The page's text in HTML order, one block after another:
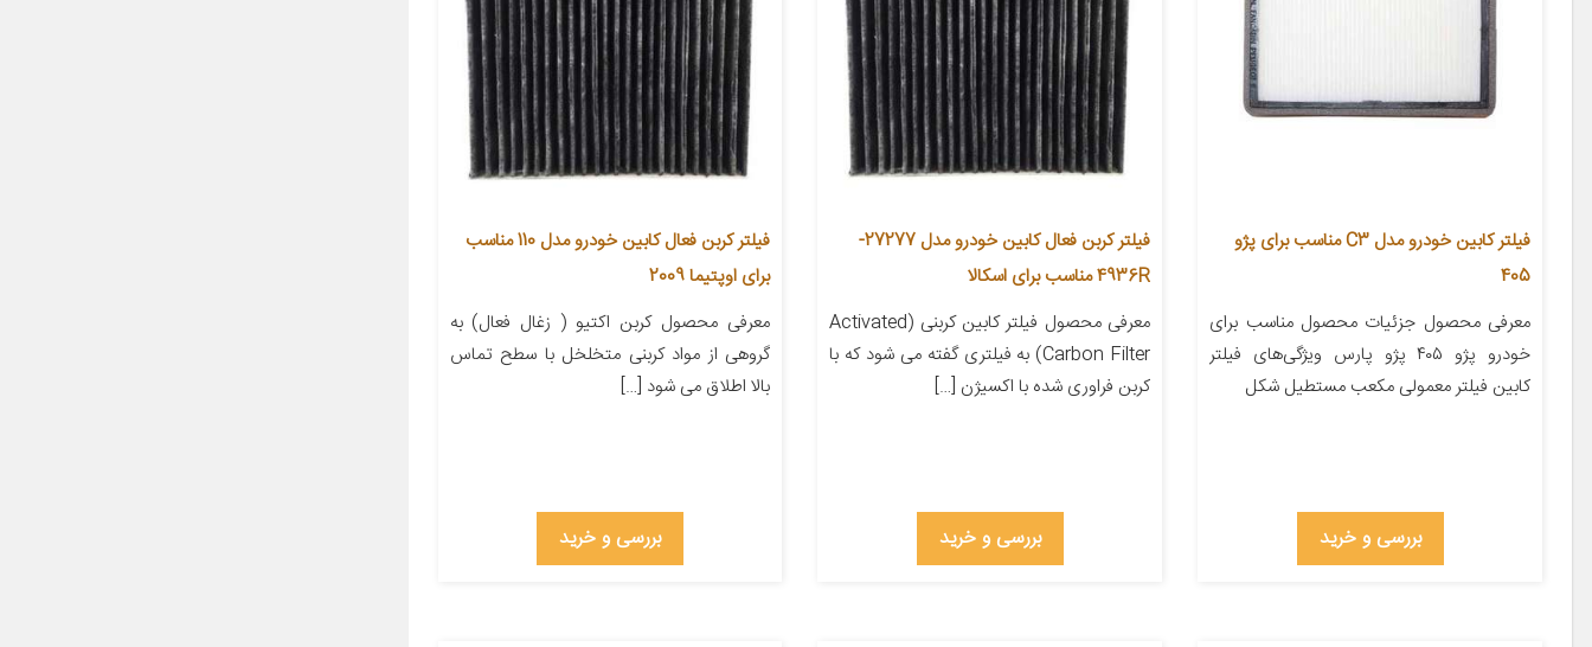
فیلتر کابین خودرو مدل C3 مناسب برای پژو
405
معرفی محصول جزئیات محصول مناسب برای
خودرو پژو ۴۰۵ پژو پارس ویژگی‌های فیلتر
کابین فیلتر معمولی مکعب مستطیل شکل
بررسی و خرید
فیلتر کربن فعال کابین خودرو مدل 27277-
4936R مناسب برای اسکالا
معرفی محصول فیلتر کابین کربنی (Activated
Carbon Filter) به فیلتری گفته می شود که با
کربن فراوری شده با اکسیژن […]
بررسی و خرید
فیلتر کربن فعال کابین خودرو مدل 110 مناسب
برای اوپتیما 2009
معرفی محصول کربن اکتیو ( زغال فعال) به
گروهی از مواد کربنی متخلخل با سطح تماس
بالا اطلاق می شود […]
بررسی و خرید